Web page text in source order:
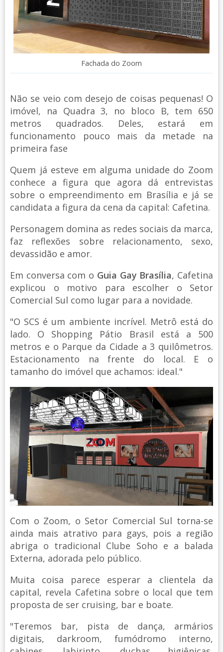
Fachada do Zoom
Não se veio com desejo de coisas pequenas! O
imóvel, na Quadra 3, no bloco B, tem 650
metros quadrados. Deles, estará em
funcionamento pouco mais da metade na
primeira fase
Quem já esteve em alguma unidade do Zoom
conhece a figura que agora dá entrevistas
sobre o empreendimento em Brasília e já se
candidata a figura da cena da capital: Cafetina.
Personagem domina as redes sociais da marca,
faz reflexões sobre relacionamento, sexo,
devassidão e amor.
Em conversa com o Guia Gay Brasília, Cafetina
explicou o motivo para escolher o Setor
Comercial Sul como lugar para a novidade.
"O SCS é um ambiente incrível. Metrô está do
lado. O Shopping Pátio Brasil está a 500
metros e o Parque da Cidade a 3 quilômetros.
Estacionamento na frente do local. E o
tamanho do imóvel que achamos: ideal."
Com o Zoom, o Setor Comercial Sul torna-se
ainda mais atrativo para gays, pois a região
abriga o tradicional Clube Soho e a balada
Externa, adorada pelo público.
Muita coisa parece esperar a clientela da
capital, revela Cafetina sobre o local que tem
proposta de ser cruising, bar e boate.
"Teremos bar, pista de dança, armários
digitais, darkroom, fumódromo interno,